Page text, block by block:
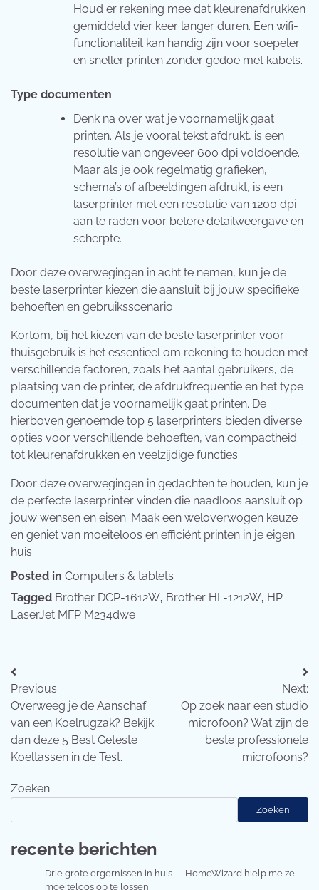
Houd er rekening mee dat kleurenafdrukken
gemiddeld vier keer langer duren. Een wifi-
functionaliteit kan handig zijn voor soepeler
en sneller printen zonder gedoe met kabels.
Type documenten:
Denk na over wat je voornamelijk gaat
printen. Als je vooral tekst afdrukt, is een
resolutie van ongeveer 600 dpi voldoende.
Maar als je ook regelmatig grafieken,
schema’s of afbeeldingen afdrukt, is een
laserprinter met een resolutie van 1200 dpi
aan te raden voor betere detailweergave en
scherpte.
Door deze overwegingen in acht te nemen, kun je de
beste laserprinter kiezen die aansluit bij jouw specifieke
behoeften en gebruiksscenario.
Kortom, bij het kiezen van de beste laserprinter voor
thuisgebruik is het essentieel om rekening te houden met
verschillende factoren, zoals het aantal gebruikers, de
plaatsing van de printer, de afdrukfrequentie en het type
documenten dat je voornamelijk gaat printen. De
hierboven genoemde top 5 laserprinters bieden diverse
opties voor verschillende behoeften, van compactheid
tot kleurenafdrukken en veelzijdige functies.
Door deze overwegingen in gedachten te houden, kun je
de perfecte laserprinter vinden die naadloos aansluit op
jouw wensen en eisen. Maak een weloverwogen keuze
en geniet van moeiteloos en efficiënt printen in je eigen
huis.
Posted in Computers & tablets
Tagged Brother DCP-1612W, Brother HL-1212W, HP
LaserJet MFP M234dwe
Bericht
navigatie
Previous:
Overweeg je de Aanschaf
van een Koelrugzak? Bekijk
dan deze 5 Best Geteste
Koeltassen in de Test.
Next:
Op zoek naar een studio
microfoon? Wat zijn de
beste professionele
microfoons?
Zoeken
Zoeken
recente berichten
Drie grote ergernissen in huis — HomeWizard hielp me ze
moeiteloos op te lossen